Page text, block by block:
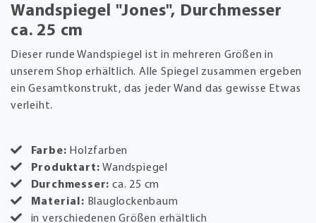
Wandspiegel "Jones", Durchmesser
ca. 25 cm
Dieser runde Wandspiegel ist in mehreren Größen in
unserem Shop erhältlich. Alle Spiegel zusammen ergeben
ein Gesamtkonstrukt, das jeder Wand das gewisse Etwas
verleiht.
Farbe: Holzfarben
Produktart:Wandspiegel
Durchmesser:ca. 25 cm
Material: Blauglockenbaum
in verschiedenen Größen erhältlich